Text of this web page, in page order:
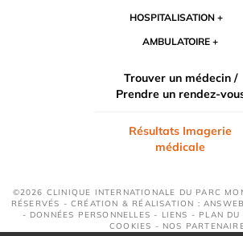
HOSPITALISATION
AMBULATOIRE
Trouver un médecin /
Prendre un rendez-
Résultats Imagerie
médicale
©2026 CLINIQUE INTERNATIONALE DU PARC
RÉSERVÉS - CRÉATION & RÉALISATION :
- DONNÉES PERSONNELLES - LIENS - PLAN DU
COOKIES - NOS